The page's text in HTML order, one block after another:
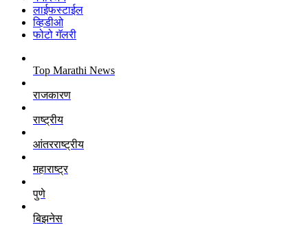
लाईफस्टाईल
व्हिडीओ
फोटो गॅलरी
Top Marathi News
राजकारण
राष्ट्रीय
आंतरराष्ट्रीय
महाराष्ट्र
पुणे
बिझनेस